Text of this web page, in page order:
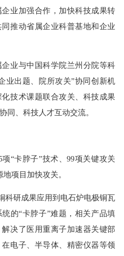
业加强合作，加快科技成果转
推动省属企业科普基地和企业
业与中国科学院兰州分院等科
业出题、院所攻关”协同创新机
技术课题联合攻关、科技成果
同、科技人才互动交流。
卡脖子”技术、99项关键攻关
项目加快攻关。
研成果应用到电石炉电极铜瓦
的“卡脖子”难题，相关产品填
决了医用重离子加速器关键部
电子、半导体、精密仪器等领